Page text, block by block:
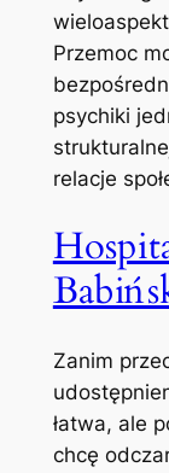
Przemoc
psychiki
relacje
Zanim
łatwa, ale
chcę